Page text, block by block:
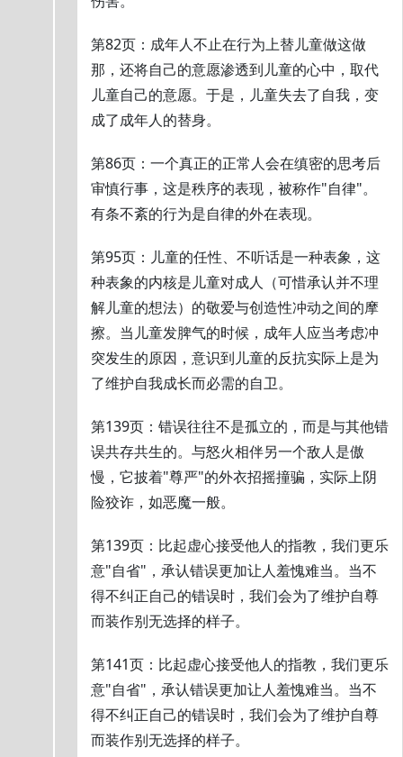
第82页：成年人不止在行为上替儿童做这做
那，还将自己的意愿渗透到儿童的心中，取代
儿童自己的意愿。于是，儿童失去了自我，变
成了成年人的替身。
第86页：一个真正的正常人会在缜密的思考后
审慎行事，这是秩序的表现，被称作"自律"。
有条不紊的行为是自律的外在表现。
第95页：儿童的任性、不听话是一种表象，这
种表象的内核是儿童对成人（可惜承认并不理
解儿童的想法）的敬爱与创造性冲动之间的摩
擦。当儿童发脾气的时候，成年人应当考虑冲
突发生的原因，意识到儿童的反抗实际上是为
了维护自我成长而必需的自卫。
第139页：错误往往不是孤立的，而是与其他错
误共存共生的。与怒火相伴另一个敌人是傲
慢，它披着"尊严"的外衣招摇撞骗，实际上阴
险狡诈，如恶魔一般。
第139页：比起虚心接受他人的指教，我们更乐
意"自省"，承认错误更加让人羞愧难当。当不
得不纠正自己的错误时，我们会为了维护自尊
而装作别无选择的样子。
第141页：比起虚心接受他人的指教，我们更乐
意"自省"，承认错误更加让人羞愧难当。当不
得不纠正自己的错误时，我们会为了维护自尊
而装作别无选择的样子。